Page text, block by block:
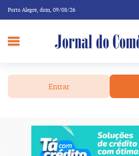
Porto Alegre, dom, 09/08/26
Entrar